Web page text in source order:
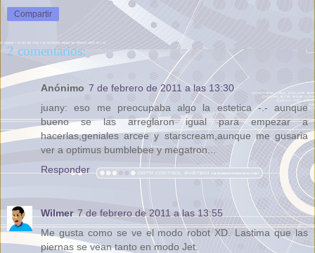
Compartir
2 comentarios:
Anónimo 7 de febrero de 2011 a las 13:30
juany: eso me preocupaba algo la estetica -.- aunque
bueno se las arreglaron igual para empezar a
hacerlas,geniales arcee y starscream,aunque me gusaria
ver a optimus bumblebee y megatron...
Responder
Wilmer 7 de febrero de 2011 a las 13:55
Me gusta como se ve el modo robot XD. Lastima que las
piernas se vean tanto en modo Jet.